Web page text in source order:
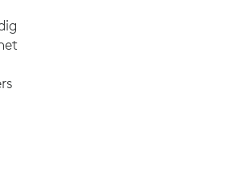
hybrid-work-model/594898/